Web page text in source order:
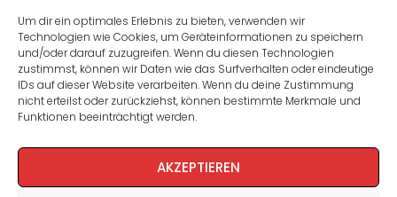
Um dir ein optimales Erlebnis zu bieten, verwenden wir
Technologien wie Cookies, um Geräteinformationen zu speichern
und/oder darauf zuzugreifen. Wenn du diesen Technologien
zustimmst, können wir Daten wie das Surfverhalten oder eindeutige
IDs auf dieser Website verarbeiten. Wenn du deine Zustimmung
nicht erteilst oder zurückziehst, können bestimmte Merkmale und
Funktionen beeinträchtigt werden.
AKZEPTIEREN
Seminare und Veranstaltungen
Lehrgänge
WBA: Direktion und Team
Impressum/Datenschutz
Cookie-Richtlinie